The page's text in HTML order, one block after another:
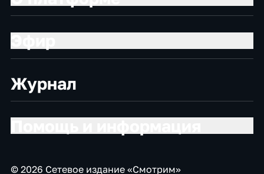
Журнал
© 2026 Сетевое издание «Смотрим»